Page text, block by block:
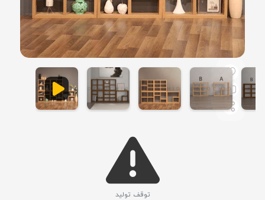
توقف تولید